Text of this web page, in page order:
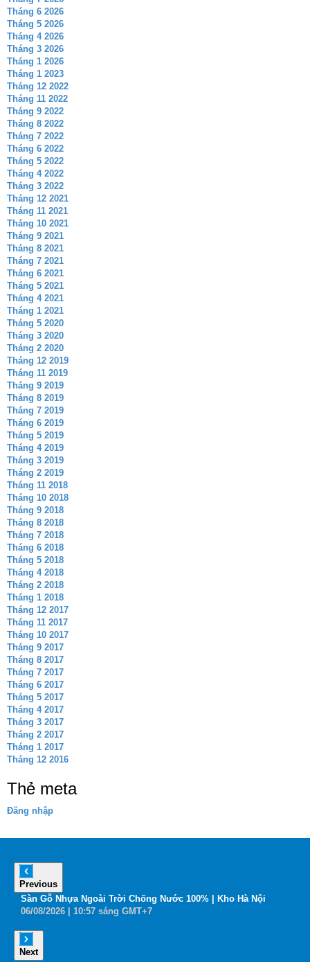
Tháng 6 2026
Tháng 5 2026
Tháng 4 2026
Tháng 3 2026
Tháng 1 2026
Tháng 1 2023
Tháng 12 2022
Tháng 11 2022
Tháng 9 2022
Tháng 8 2022
Tháng 7 2022
Tháng 6 2022
Tháng 5 2022
Tháng 4 2022
Tháng 3 2022
Tháng 12 2021
Tháng 11 2021
Tháng 10 2021
Tháng 9 2021
Tháng 8 2021
Tháng 7 2021
Tháng 6 2021
Tháng 5 2021
Tháng 4 2021
Tháng 1 2021
Tháng 5 2020
Tháng 3 2020
Tháng 2 2020
Tháng 12 2019
Tháng 11 2019
Tháng 9 2019
Tháng 8 2019
Tháng 7 2019
Tháng 6 2019
Tháng 5 2019
Tháng 4 2019
Tháng 3 2019
Tháng 2 2019
Tháng 11 2018
Tháng 10 2018
Tháng 9 2018
Tháng 8 2018
Tháng 7 2018
Tháng 6 2018
Tháng 5 2018
Tháng 4 2018
Tháng 2 2018
Tháng 1 2018
Tháng 12 2017
Tháng 11 2017
Tháng 10 2017
Tháng 9 2017
Tháng 8 2017
Tháng 7 2017
Tháng 6 2017
Tháng 5 2017
Tháng 4 2017
Tháng 3 2017
Tháng 2 2017
Tháng 1 2017
Tháng 12 2016
Thẻ meta
Đăng nhập
Previous
Sàn Gỗ Nhựa Ngoài Trời Chống Nước 100% | Kho Hà Nội
06/08/2026 | 10:57 sáng GMT+7
Next